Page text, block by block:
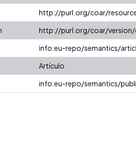
http://purl.org/coar/
http://purl.org/coar/
info:eu-repo/semantics/
Artículo
info:eu-repo/semantics/